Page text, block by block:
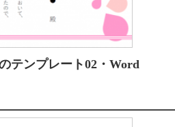
テンプレート02・Word